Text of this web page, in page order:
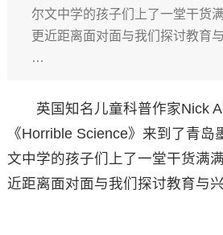
尔文中学的孩子们上了一堂干货
更近距离面对面与我们探讨教育
…
英国知名儿童科普作家Nick
《Horrible Science》来到了青岛
文中学的孩子们上了一堂干货满
近距离面对面与我们探讨教育与兴